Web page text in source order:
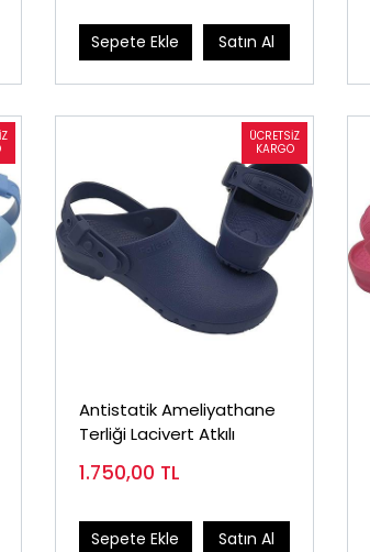
Sepete Ekle Satın Al
Antistatik Ameliyathane
Terliği Lacivert Atkılı
1.750,00 TL
Sepete Ekle Satın Al